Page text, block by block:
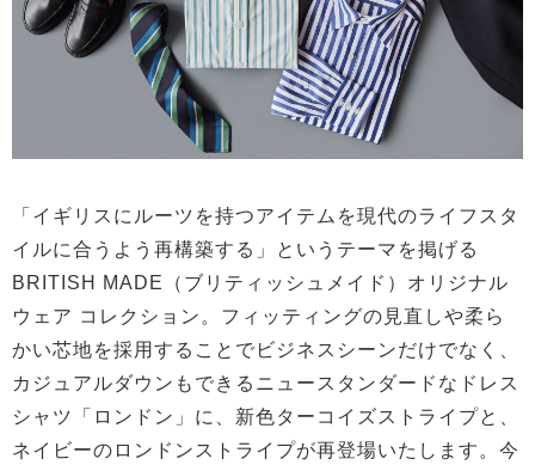
「イギリスにルーツを持つアイテムを現代のライフスタ
イルに合うよう再構築する」というテーマを掲げる
BRITISH MADE（ブリティッシュメイド）オリジナル
ウェア コレクション。フィッティングの見直しや柔ら
かい芯地を採用することでビジネスシーンだけでなく、
カジュアルダウンもできるニュースタンダードなドレス
シャツ「ロンドン」に、新色ターコイズストライプと、
ネイビーのロンドンストライプが再登場いたします。今